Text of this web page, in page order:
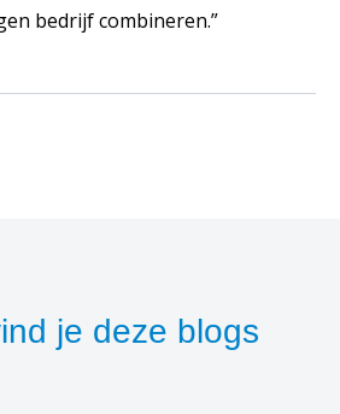
bedrijf combineren.”
je deze blogs